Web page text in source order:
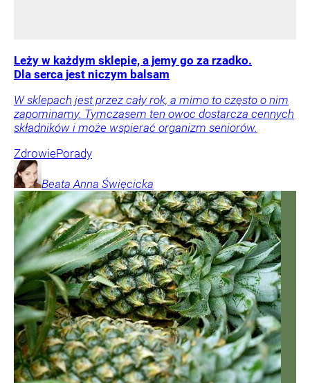
Leży w każdym sklepie, a jemy go za rzadko.
Dla serca jest niczym balsam
W sklepach jest przez cały rok, a mimo to często o nim
zapominamy. Tymczasem ten owoc dostarcza cennych
składników i może wspierać organizm seniorów.
ZdrowiePorady
Beata Anna Święcicka